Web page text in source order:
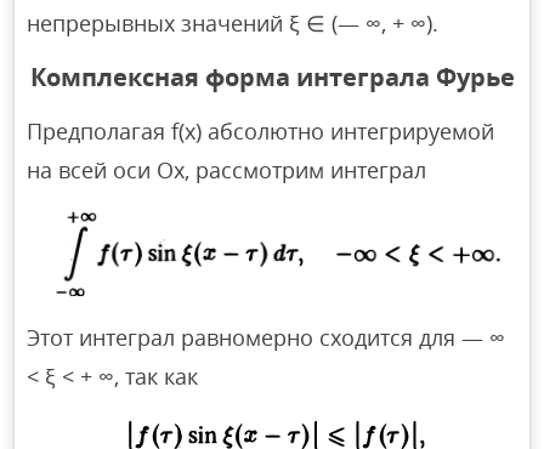
непрерывных значений ξ ∈ (— ∞, + ∞).
Комплексная форма интеграла Фурье
Предполагая f(x) абсолютно интегрируемой
на всей оси Ох, рассмотрим интеграл
Этот интеграл равномерно сходится для — ∞
< ξ < + ∞, так как